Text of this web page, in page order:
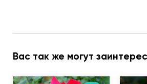
Вас так же могут